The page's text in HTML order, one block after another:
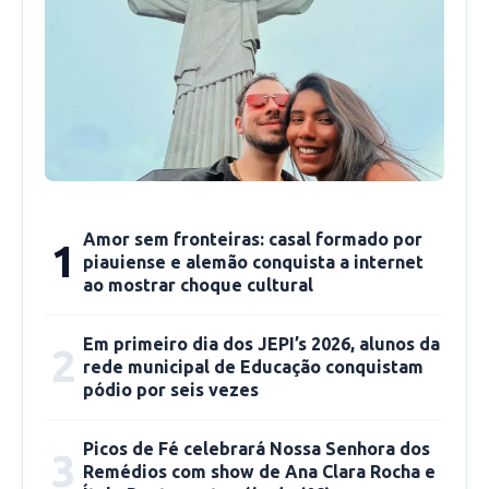
1
Amor sem fronteiras: casal formado por
piauiense e alemão conquista a internet
ao mostrar choque cultural
2 Em primeiro dia dos JEPI’s 2026, alunos da
rede municipal de Educação conquistam
pódio por seis vezes
3 Picos de Fé celebrará Nossa Senhora dos
Remédios com show de Ana Clara Rocha e